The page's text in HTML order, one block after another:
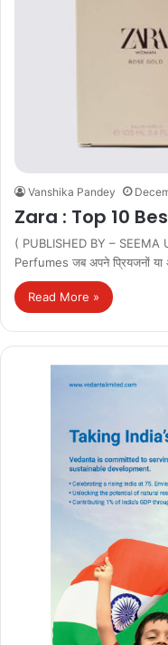
Vanshika Pandey
Zara : Top 10
( PUBLISHED BY –
Perfumes जब अपने प्रियजनों या
Read More »